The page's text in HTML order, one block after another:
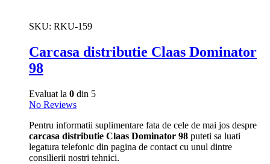
SKU: RKU-159
Carcasa distributie Claas Dominator
98
Evaluat la 0 din 5
No Reviews
Pentru informatii suplimentare fata de cele de mai jos despre
carcasa distributie Claas Dominator 98 puteti sa luati
legatura telefonic din pagina de contact cu unul dintre
consilierii nostri tehnici.